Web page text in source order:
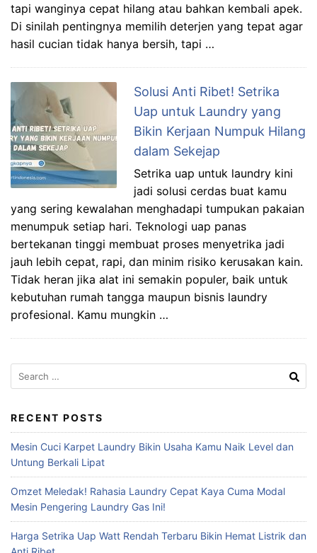
tapi wanginya cepat hilang atau bahkan kembali apek.
Di sinilah pentingnya memilih deterjen yang tepat agar
hasil cucian tidak hanya bersih, tapi …
Solusi Anti Ribet! Setrika
Uap untuk Laundry yang
Bikin Kerjaan Numpuk Hilang
dalam Sekejap
Setrika uap untuk laundry kini
jadi solusi cerdas buat kamu
yang sering kewalahan menghadapi tumpukan pakaian
menumpuk setiap hari. Teknologi uap panas
bertekanan tinggi membuat proses menyetrika jadi
jauh lebih cepat, rapi, dan minim risiko kerusakan kain.
Tidak heran jika alat ini semakin populer, baik untuk
kebutuhan rumah tangga maupun bisnis laundry
profesional. Kamu mungkin …
Search
for:
RECENT POSTS
Mesin Cuci Karpet Laundry Bikin Usaha Kamu Naik Level dan
Untung Berkali Lipat
Omzet Meledak! Rahasia Laundry Cepat Kaya Cuma Modal
Mesin Pengering Laundry Gas Ini!
Harga Setrika Uap Watt Rendah Terbaru Bikin Hemat Listrik dan